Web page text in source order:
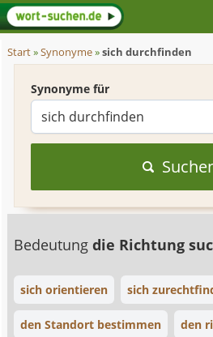
Start»Synonyme»sich durchfinden
Synonyme für
Bedeutungdie Richtung
sich orientieren sich
den Standort bestimmen den